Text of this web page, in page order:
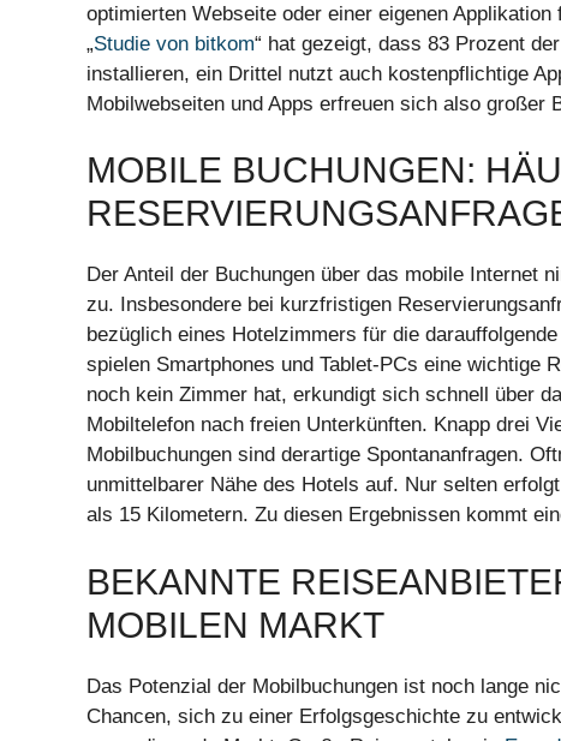
optimierten Webseite oder einer eigenen
„Studie von bitkom“ hat gezeigt, dass 83 Prozent
installieren, ein Drittel nutzt auch kostenpflichtige
Mobilwebseiten und Apps erfreuen sich also großer
MOBILE BUCHUNGEN:
Der Anteil der Buchungen über das mobile Internet
zu. Insbesondere bei kurzfristigen
bezüglich eines Hotelzimmers für die
spielen Smartphones und Tablet-PCs eine wichtige
noch kein Zimmer hat, erkundigt sich schnell über
Mobiltelefon nach freien Unterkünften. Knapp drei
Mobilbuchungen sind derartige Spontananfragen.
unmittelbarer Nähe des Hotels auf. Nur selten
als 15 Kilometern. Zu diesen Ergebnissen kommt
BEKANNTE
MOBILEN MARKT
Das Potenzial der Mobilbuchungen ist noch lange
Chancen, sich zu einer Erfolgsgeschichte zu